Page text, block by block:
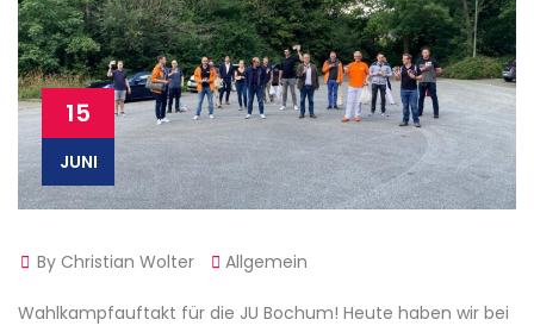
15
JUNI
By Christian Wolter Allgemein
Wahlkampfauftakt für die JU Bochum! Heute haben wir bei